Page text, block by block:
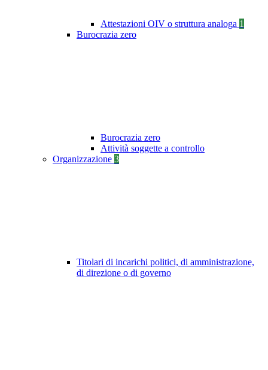
Attestazioni OIV o struttura analoga 1
Burocrazia zero
Burocrazia zero
Attività soggette a controllo
Organizzazione 3
Titolari di incarichi politici, di amministrazione,
di direzione o di governo